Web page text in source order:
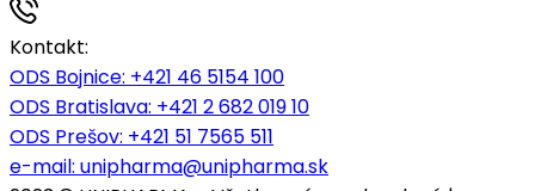
Kontakt:
ODS Bojnice: +421 46 5154 100
ODS Bratislava: +421 2 682 019 10
ODS Prešov: +421 51 7565 511
e-mail: unipharma@unipharma.sk